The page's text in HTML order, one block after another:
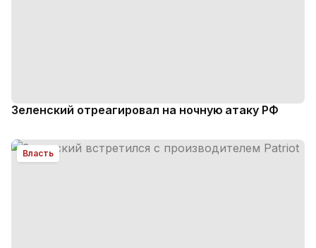
Зеленский отреагировал на ночную атаку РФ
Власть